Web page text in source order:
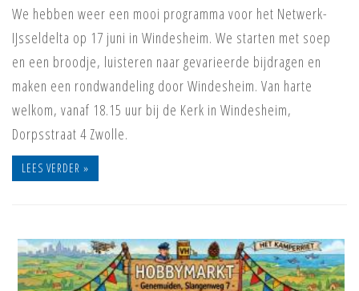
We hebben weer een mooi programma voor het Netwerk-
IJsseldelta op 17 juni in Windesheim. We starten met soep
en een broodje, luisteren naar gevarieerde bijdragen en
maken een rondwandeling door Windesheim. Van harte
welkom, vanaf 18.15 uur bij de Kerk in Windesheim,
Dorpsstraat 4 Zwolle.
LEES VERDER »